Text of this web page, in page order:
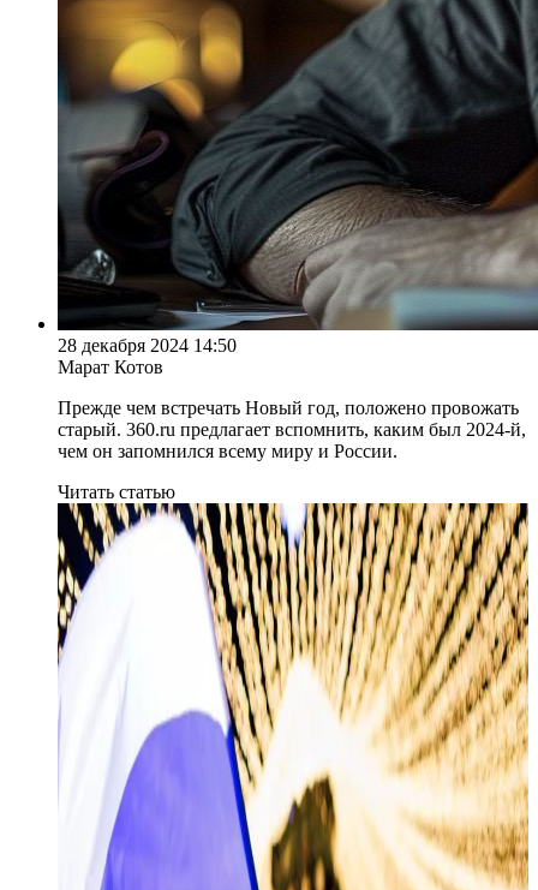
28 декабря 2024 14:50
Марат Котов
Прежде чем встречать Новый год, положено провожать
старый. 360.ru предлагает вспомнить, каким был 2024-й,
чем он запомнился всему миру и России.
Читать статью